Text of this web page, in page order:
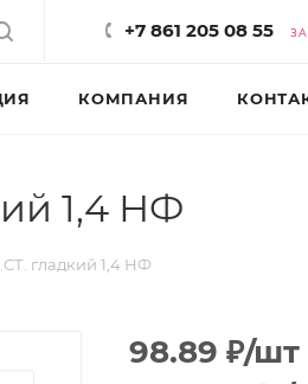
+7 861 205 08 55
КОМПАНИЯ
1,4 НФ
гладкий 1,4 НФ
98.89 ₽/шт